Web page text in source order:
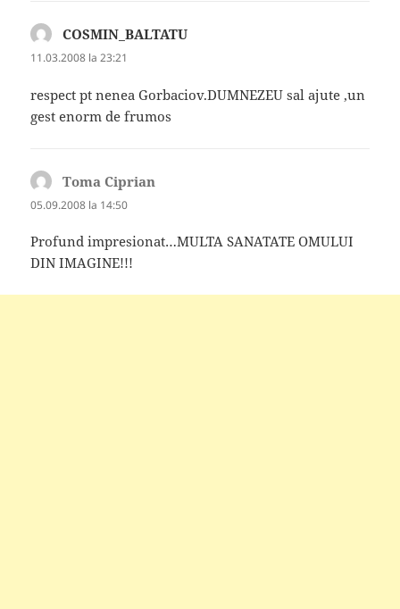
COSMIN_BALTATU
11.03.2008 la 23:21
respect pt nenea Gorbaciov.DUMNEZEU sal ajute ,un
gest enorm de frumos
Toma Ciprian
05.09.2008 la 14:50
Profund impresionat…MULTA SANATATE OMULUI
DIN IMAGINE!!!